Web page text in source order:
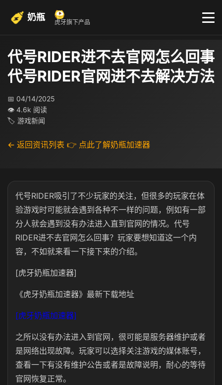
奶瓶 虎牙旗下产品
代号RIDER进不去官网怎么回事
代号RIDER官网进不去解决方法
📅 04/14/2025
👁 4.6k 阅读
🏷 游戏新闻
← 返回资讯列表 👉 点此了解奶瓶加速器
代号RIDER吸引了不少玩家的关注，但很多的玩家在体
验游戏时可能就会遇到各种不一样的问题，例如有一部
分人就会遇到没有办法进入直到官网的情况。代号
RIDER进不去官网怎么回事？玩家要想知道这一个内
容，不如就来看一下接下来的介绍。
[虎牙奶瓶加速器]
《虎牙奶瓶加速器》最新下载地址
[虎牙奶瓶加速器]
之所以没有办法进入到官网，很可能是服务器维护或者
是网络出现故障。玩家可以选择关注游戏的媒体账号，
查看一下有没有维护公告或者是故障说明，耐心的等待
官网恢复正常。